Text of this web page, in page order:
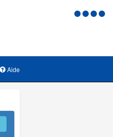
Menu
Aide